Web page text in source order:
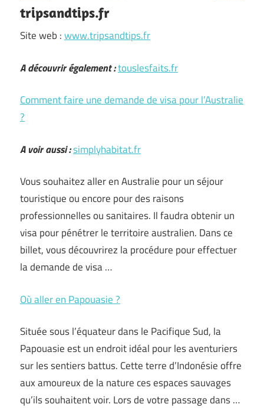
tripsandtips.fr
Site web :www.tripsandtips.fr
A découvrir également :touslesfaits.fr
Comment faire une demande de visa pour l’Australie
?
A voir aussi :simplyhabitat.fr
Vous souhaitez aller en Australie pour un séjour
touristique ou encore pour des raisons
professionnelles ou sanitaires. Il faudra obtenir un
visa pour pénétrer le territoire australien. Dans ce
billet, vous découvrirez la procédure pour effectuer
la demande de visa …
Où aller en Papouasie ?
Située sous l’équateur dans le Pacifique Sud, la
Papouasie est un endroit idéal pour les aventuriers
sur les sentiers battus. Cette terre d’Indonésie offre
aux amoureux de la nature ces espaces sauvages
qu’ils souhaitent voir. Lors de votre passage dans …